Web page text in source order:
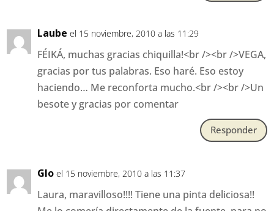
Laube el 15 noviembre, 2010 a las 11:29
FÉIKÁ, muchas gracias chiquilla!<br /><br />VEGA,
gracias por tus palabras. Eso haré. Eso estoy
haciendo… Me reconforta mucho.<br /><br />Un
besote y gracias por comentar
Responder
Glo el 15 noviembre, 2010 a las 11:37
Laura, maravilloso!!!! Tiene una pinta deliciosa!!